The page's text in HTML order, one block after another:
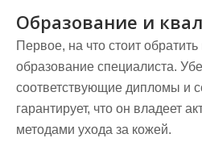
Образование и
Первое, на что стоит
образование специалиста.
соответствующие дипломы и
гарантирует, что он владеет
методами ухода за кожей.